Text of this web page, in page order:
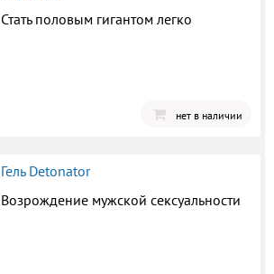
Стать половым гигантом легко
нет в наличии
Гель Detonator
Возрождение мужской сексуальности